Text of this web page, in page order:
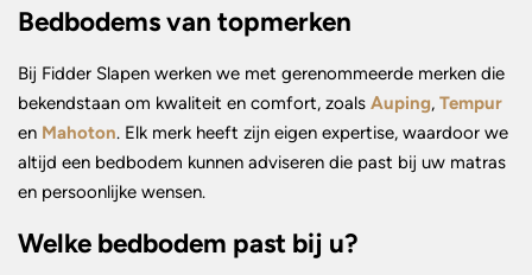
Bedbodems van topmerken
Bij Fidder Slapen werken we met gerenommeerde merken die
bekendstaan om kwaliteit en comfort, zoals Auping, Tempur
en Mahoton. Elk merk heeft zijn eigen expertise, waardoor we
altijd een bedbodem kunnen adviseren die past bij uw matras
en persoonlijke wensen.
Welke bedbodem past bij u?